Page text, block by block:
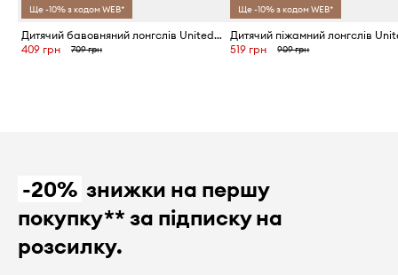
Ще -10% з кодом WEB*
Дитячий бавовняний лонгслів United Colors of Benetton
409 грн
709 грн
Ще -10% з кодом WEB*
519 грн 909 грн
-20% знижки на першу
покупку** за підписку на
розсилку.